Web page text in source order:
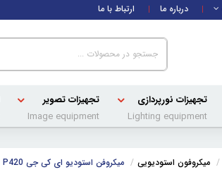
درباره ما ارتباط با ما
تجهیزات نورپردازی
Lighting equipment
تجهیزات تصویر
Image equipment
میکروفون استودیویی میکروفن استودیو ای کی جی AKG P420